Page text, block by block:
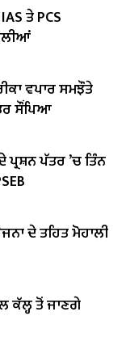
ਤੇ PCS
ਵਪਾਰ ਸਮਝੌਤੇ
ਸੌਂਪਿਆ
ਪੱਤਰ ’ਚ ਤਿੰਨ
ਦੇ ਤਹਿਤ ਮੋਹਾਲੀ
ਕੱਲ੍ਹ ਤੋਂ ਜਾਣਗੇ